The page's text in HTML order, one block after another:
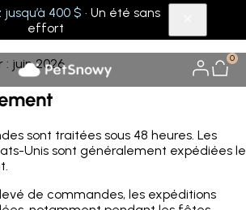
400 $ · Un été sans
effort
0
: juin 2026
sont traitées sous 48 heures. Les
Unis sont généralement expédiées le
de commandes, les expéditions